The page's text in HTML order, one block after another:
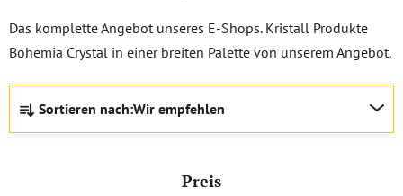
Das komplette Angebot unseres E-Shops. Kristall Produkte
Bohemia Crystal in einer breiten Palette von unserem Angebot.
P
o
Sortieren nach:Wir empfehlen
Preis